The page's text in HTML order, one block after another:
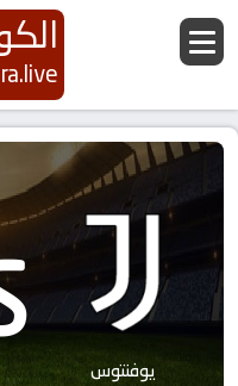
يوفنتوس